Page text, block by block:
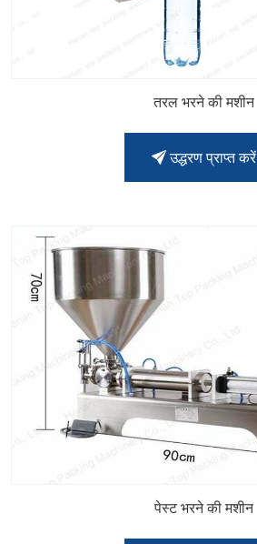
तरल भरने की मशीन
उद्धरण प्राप्त करें
पेस्ट भरने की मशीन